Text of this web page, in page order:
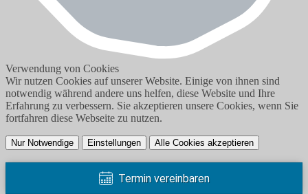
Verwendung von Cookies
Wir nutzen Cookies auf unserer Website. Einige von ihnen sind
notwendig während andere uns helfen, diese Website und Ihre
Erfahrung zu verbessern. Sie akzeptieren unsere Cookies, wenn Sie
fortfahren diese Webseite zu nutzen.
Nur Notwendige Einstellungen Alle Cookies akzeptieren
DatenschutzerklärungTermin vereinbaren